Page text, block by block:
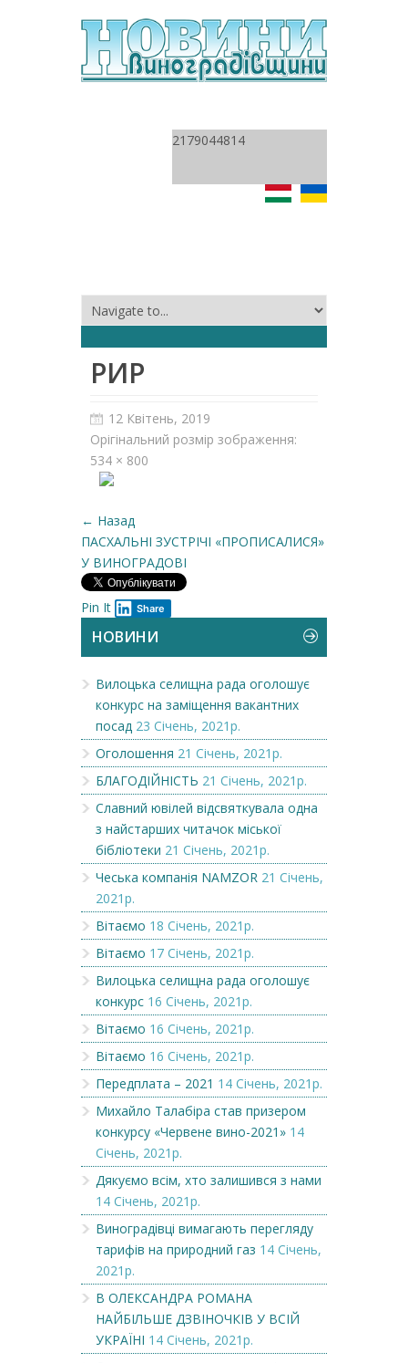
2179044814
РИР
12 Квітень, 2019
Орігінальний розмір зображення:
534 × 800
← Назад
ПАСХАЛЬНІ ЗУСТРІЧІ «ПРОПИСАЛИСЯ»
У ВИНОГРАДОВІ
Pin It Share
НОВИНИ
Вилоцька селищна рада оголошує
конкурс на заміщення вакантних
посад 23 Січень, 2021р.
Оголошення 21 Січень, 2021р.
БЛАГОДІЙНІСТЬ 21 Січень, 2021р.
Славний ювілей відсвяткувала одна
з найстарших читачок міської
бібліотеки 21 Січень, 2021р.
Чеська компанія NAMZOR 21 Січень,
2021р.
Вітаємо 18 Січень, 2021р.
Вітаємо 17 Січень, 2021р.
Вилоцька селищна рада оголошує
конкурс 16 Січень, 2021р.
Вітаємо 16 Січень, 2021р.
Вітаємо 16 Січень, 2021р.
Передплата – 2021 14 Січень, 2021р.
Михайло Талабіра став призером
конкурсу «Червене вино-2021» 14
Січень, 2021р.
Дякуємо всім, хто залишився з нами
14 Січень, 2021р.
Виноградівці вимагають перегляду
тарифів на природний газ 14 Січень,
2021р.
В ОЛЕКСАНДРА РОМАНА
НАЙБІЛЬШЕ ДЗВІНОЧКІВ У ВСІЙ
УКРАЇНІ 14 Січень, 2021р.